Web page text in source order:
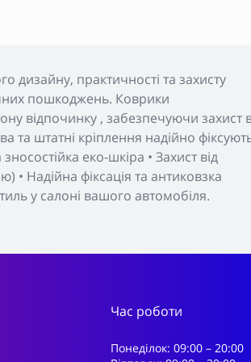
дизайну, практичності та захисту
пошкоджень. Коврики
відпочинку , забезпечуючи захист
штатні кріплення надійно
еко-шкіра • Захист від
Надійна фіксація та антиковзка
у салоні вашого автомобіля.
Час роботи
Понеділок: 09:00 – 20:00